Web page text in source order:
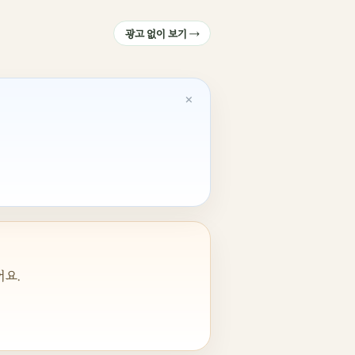
광고 없이 보기 →
×
요.